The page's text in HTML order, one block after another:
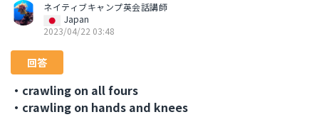
ネイティブキャンプ英会話講師
Japan
2023/04/22 03:48
回答
・crawling on all fours
・crawling on hands and knees